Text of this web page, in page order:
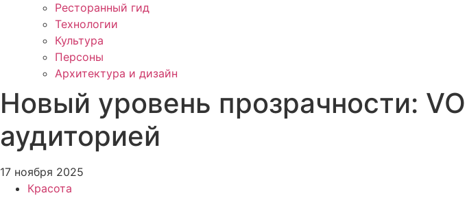
Ресторанный гид
Технологии
Культура
Персоны
Архитектура и дизайн
Новый уровень прозрачности:
аудиторией
17 ноября 2025
Красота